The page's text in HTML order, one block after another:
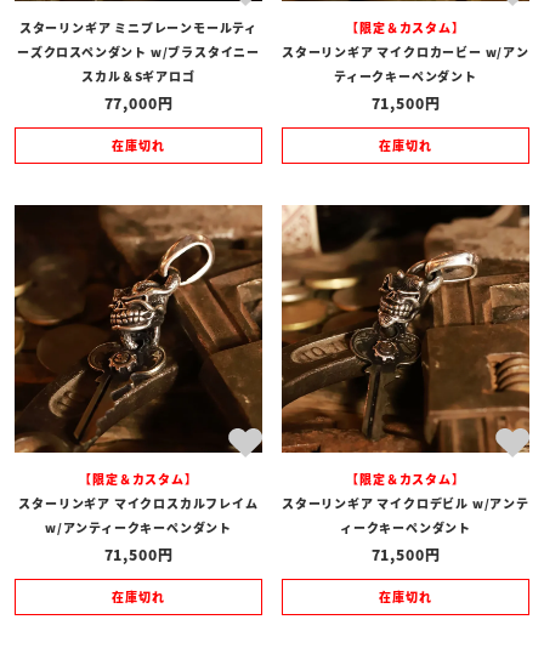
スターリンギア ミニプレーンモールティ
ーズクロスペンダント w/ブラスタイニー
スカル＆Sギアロゴ
77,000
在庫切れ
【限定＆カスタム】
スターリンギア マイクロカービー w/アン
ティークキーペンダント
71,500
在庫切れ
【限定＆カスタム】
スターリンギア マイクロスカルフレイム
w/アンティークキーペンダント
71,500
在庫切れ
【限定＆カスタム】
スターリンギア マイクロデビル w/アンテ
ィークキーペンダント
71,500
在庫切れ